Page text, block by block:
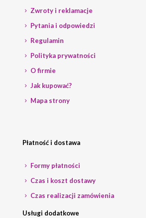
Zwroty i reklamacje
Pytania i odpowiedzi
Regulamin
Polityka prywatności
O firmie
Jak kupować?
Mapa strony
Płatność i dostawa
Formy płatności
Czas i koszt dostawy
Czas realizacji zamówienia
Usługi dodatkowe